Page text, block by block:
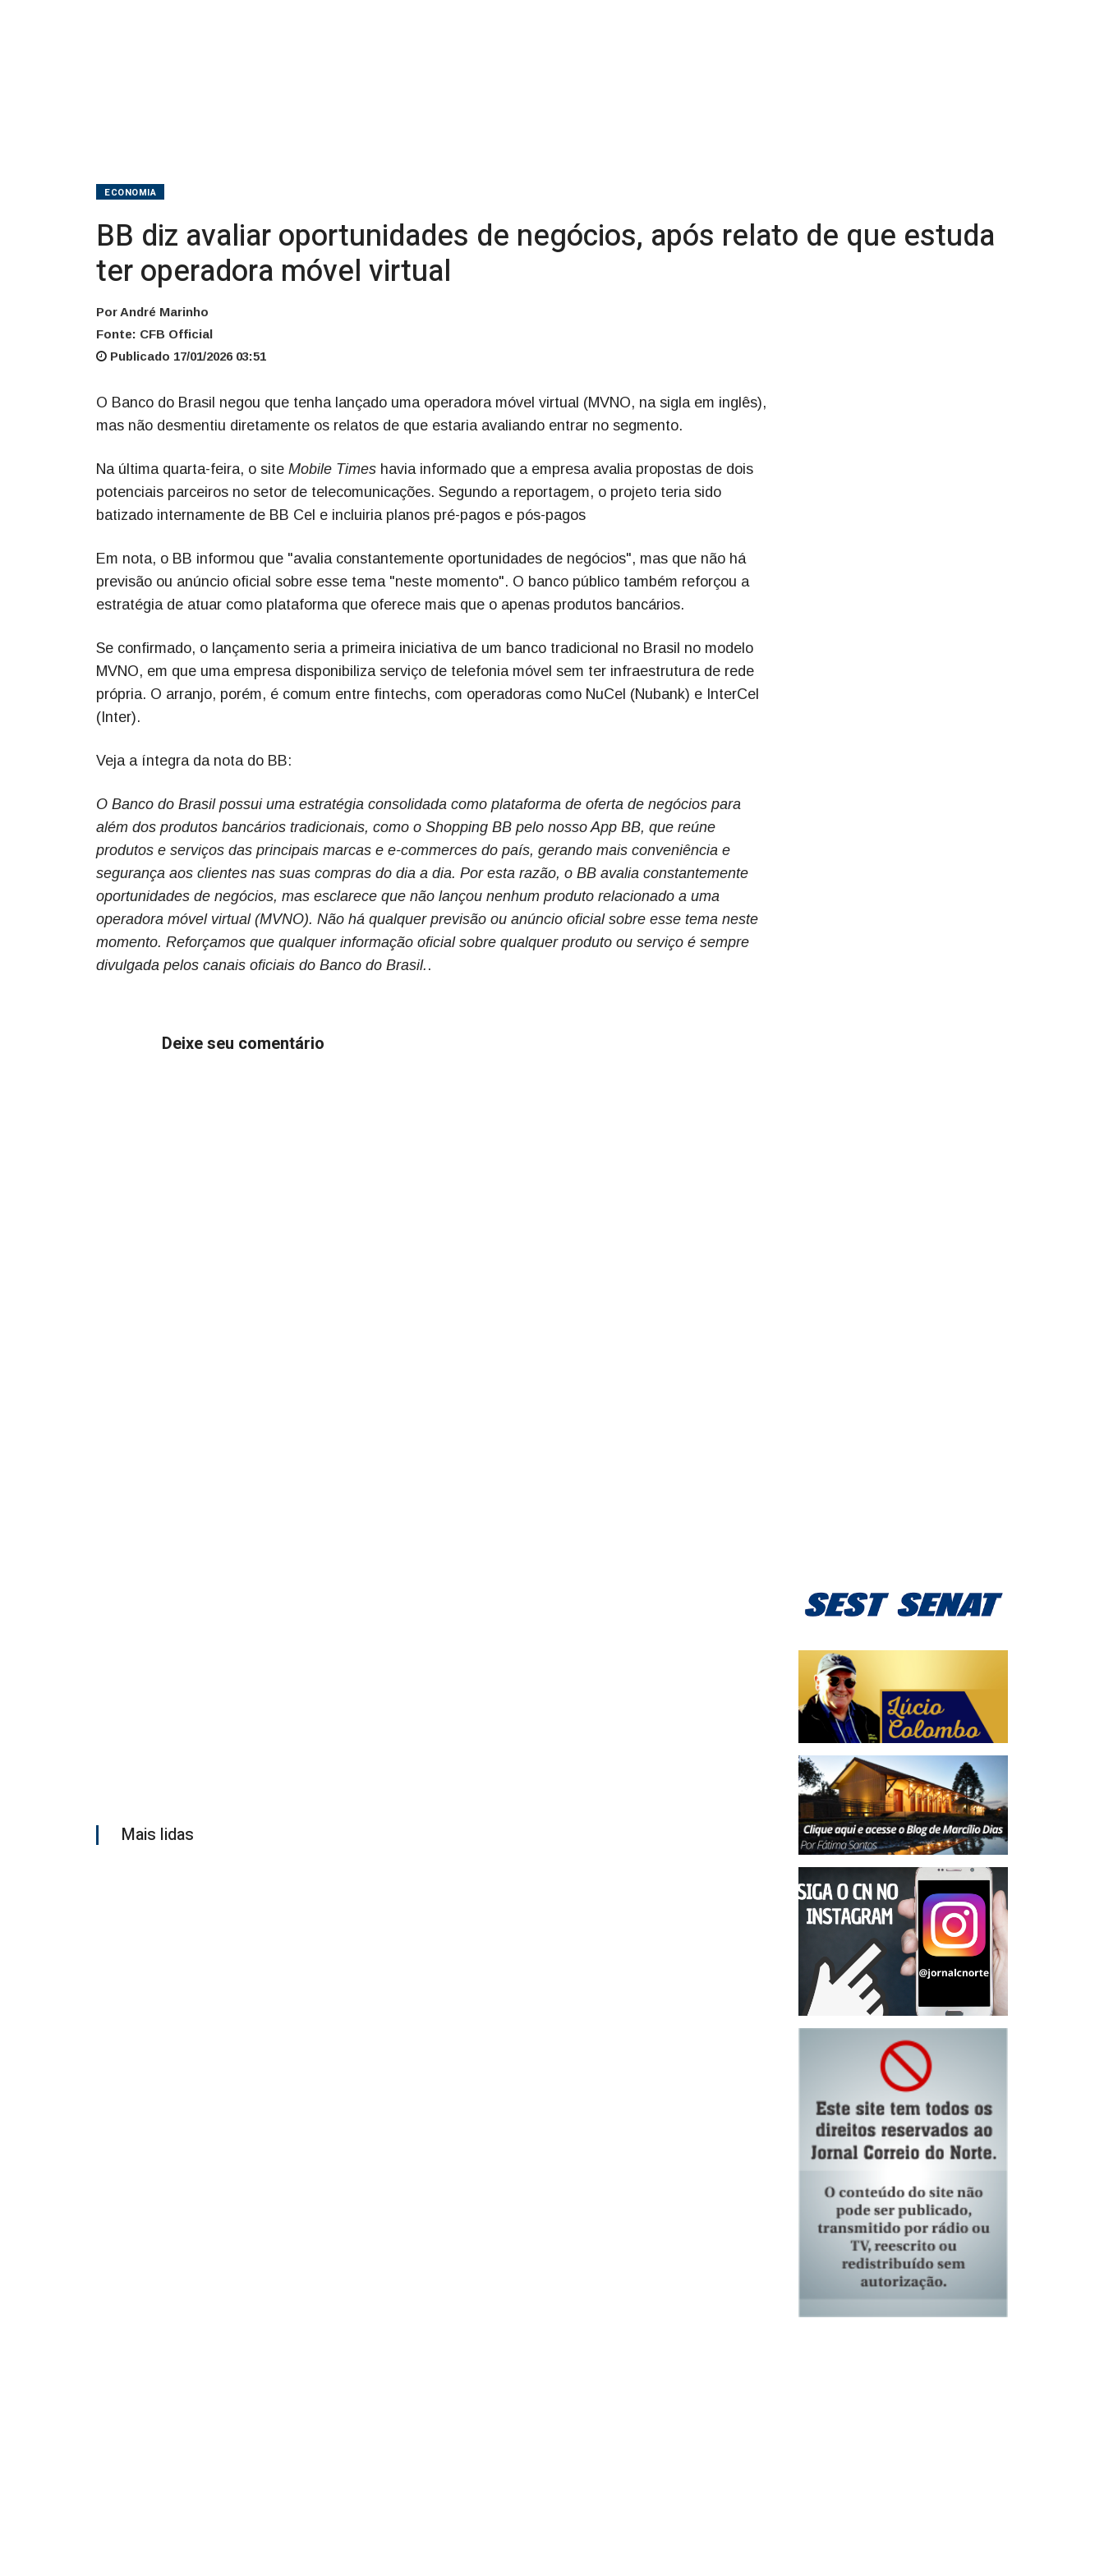
ECONOMIA
BB diz avaliar oportunidades de negócios, após relato de que estuda
ter operadora móvel virtual
Por André Marinho
Fonte: CFB Official
Publicado 17/01/2026 03:51
O Banco do Brasil negou que tenha lançado uma operadora móvel virtual (MVNO, na sigla em inglês),
mas não desmentiu diretamente os relatos de que estaria avaliando entrar no segmento.
Na última quarta-feira, o site Mobile Times havia informado que a empresa avalia propostas de dois
potenciais parceiros no setor de telecomunicações. Segundo a reportagem, o projeto teria sido
batizado internamente de BB Cel e incluiria planos pré-pagos e pós-pagos
Em nota, o BB informou que "avalia constantemente oportunidades de negócios", mas que não há
previsão ou anúncio oficial sobre esse tema "neste momento". O banco público também reforçou a
estratégia de atuar como plataforma que oferece mais que o apenas produtos bancários.
Se confirmado, o lançamento seria a primeira iniciativa de um banco tradicional no Brasil no modelo
MVNO, em que uma empresa disponibiliza serviço de telefonia móvel sem ter infraestrutura de rede
própria. O arranjo, porém, é comum entre fintechs, com operadoras como NuCel (Nubank) e InterCel
(Inter).
Veja a íntegra da nota do BB:
O Banco do Brasil possui uma estratégia consolidada como plataforma de oferta de negócios para
além dos produtos bancários tradicionais, como o Shopping BB pelo nosso App BB, que reúne
produtos e serviços das principais marcas e e-commerces do país, gerando mais conveniência e
segurança aos clientes nas suas compras do dia a dia. Por esta razão, o BB avalia constantemente
oportunidades de negócios, mas esclarece que não lançou nenhum produto relacionado a uma
operadora móvel virtual (MVNO). Não há qualquer previsão ou anúncio oficial sobre esse tema neste
momento. Reforçamos que qualquer informação oficial sobre qualquer produto ou serviço é sempre
divulgada pelos canais oficiais do Banco do Brasil. .
Deixe seu comentário
Mais lidas